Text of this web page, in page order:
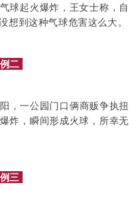
球起火爆炸，王女士称，自
想到这种气球危害这么大。
二
，一公园门口俩商贩争执扭
炸，瞬间形成火球，所幸无
三